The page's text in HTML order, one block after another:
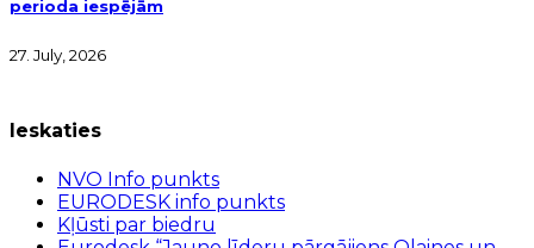
perioda iespējām
27. July, 2026
Ieskaties
NVO Info punkts
EURODESK info punkts
Kļūsti par biedru